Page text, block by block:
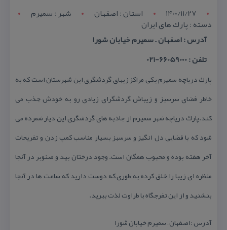
1400/11/27
استان : اصفهان شهر : سميرم
دسته : پارك های ایران
آدرس : اصفهان – سمیرم خیابان شورا
تلفن : 66059000-021
پارك دریاچه سمیرم یكی مراكز زیبای گردشگری این شهرستان است كه به
خاطر فضای سرسبز و زیباش گردشگرای زیادی رو به خودش جذب می
كند.پارك دریاچه شهر سمیرم از جاذبه‌ های گردشگری این دیار شمرده می
‌شود كه با فضایی دل‌ انگیز و سرسبز بسیار مناسب كمپ زدن و تفریحات
آخر هفته بوده و محبوب همگان است. وجود درختان بید و صنوبر در آنجا
منظره‌ ای زیبا را خلق كرده به طوری كه دوست دارید كه ساعت ‌ها در آنجا
بنشنید و از این تفرجگاه با طراوت لذت ببرید.
آدرس :اصفهان – سمیرم خیابان شورا